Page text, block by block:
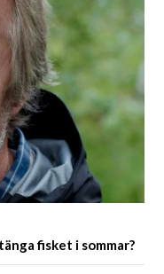
fisket i sommar?